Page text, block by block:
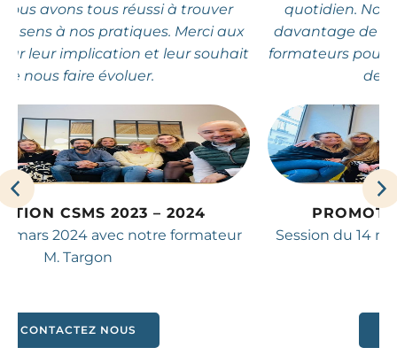
quotidien. Nous avons tous réussi à trouver
davantage de sens à nos pratiques. Merci aux
formateurs pour leur implication et leur souhait
de nous faire évoluer
PROMOTION CSMS 2023 – 2024
Session du 14 mars 2024 avec notre formateur